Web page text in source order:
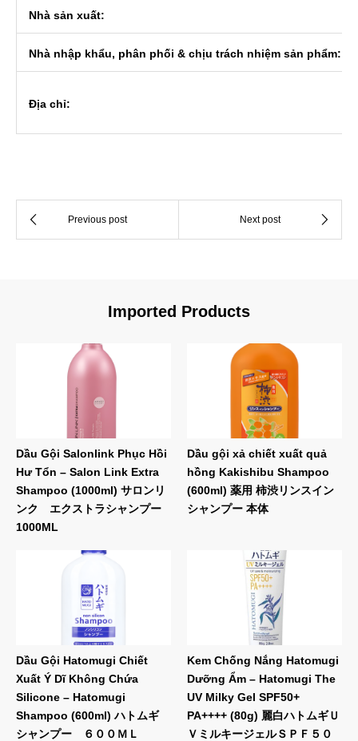
Nhà sản xuất:
Nhà nhập khẩu, phân phối & chịu trách nhiệm sản phẩm:
Địa chỉ:
Imported Products
Dầu Gội Salonlink Phục Hồi
Hư Tổn – Salon Link Extra
Shampoo (1000ml) サロンリ
ンク エクストラシャンプー
1000ML
Dầu gội xả chiết xuất quả
hồng Kakishibu Shampoo
(600ml) 薬用 柿渋リンスイン
シャンプー 本体
Dầu Gội Hatomugi Chiết
Xuất Ý Dĩ Không Chứa
Silicone – Hatomugi
Shampoo (600ml) ハトムギ
シャンプー ６００ＭＬ
Kem Chống Nắng Hatomugi
Dưỡng Ẩm – Hatomugi The
UV Milky Gel SPF50+
PA++++ (80g) 麗白ハトムギＵ
ＶミルキージェルＳＰＦ５０